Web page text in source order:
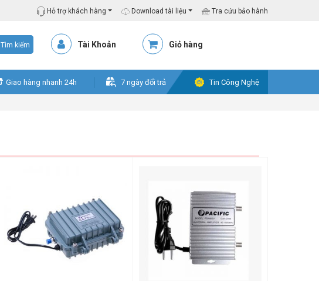
Hỗ trợ khách hàng Download tài liệu Tra cứu bảo hành
Tìm kiếm Tài Khoản Giỏ hàng
Giao hàng nhanh 24h 7 ngày đổi trả Tin Công Nghệ